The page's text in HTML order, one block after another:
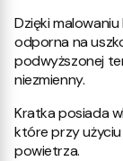
Dzięki
odporna na
podwyższonej
niezmienny.
Kratka posiada
które przy użyciu
powietrza.